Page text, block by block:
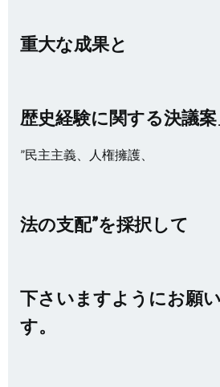
重大な成果と
歴史経験に関する決議案
”民主主義、人権擁護、
法の支配”を採択して
下さいますようにお願
す。